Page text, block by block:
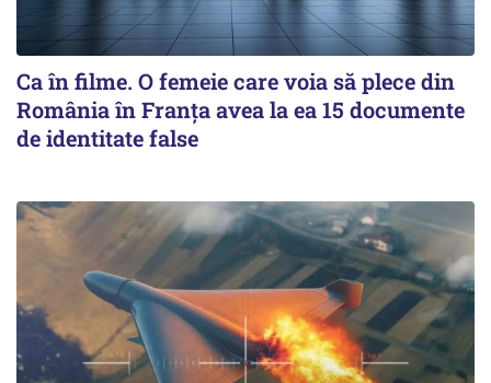
Ca în filme. O femeie care voia să plece din
România în Franţa avea la ea 15 documente
de identitate false